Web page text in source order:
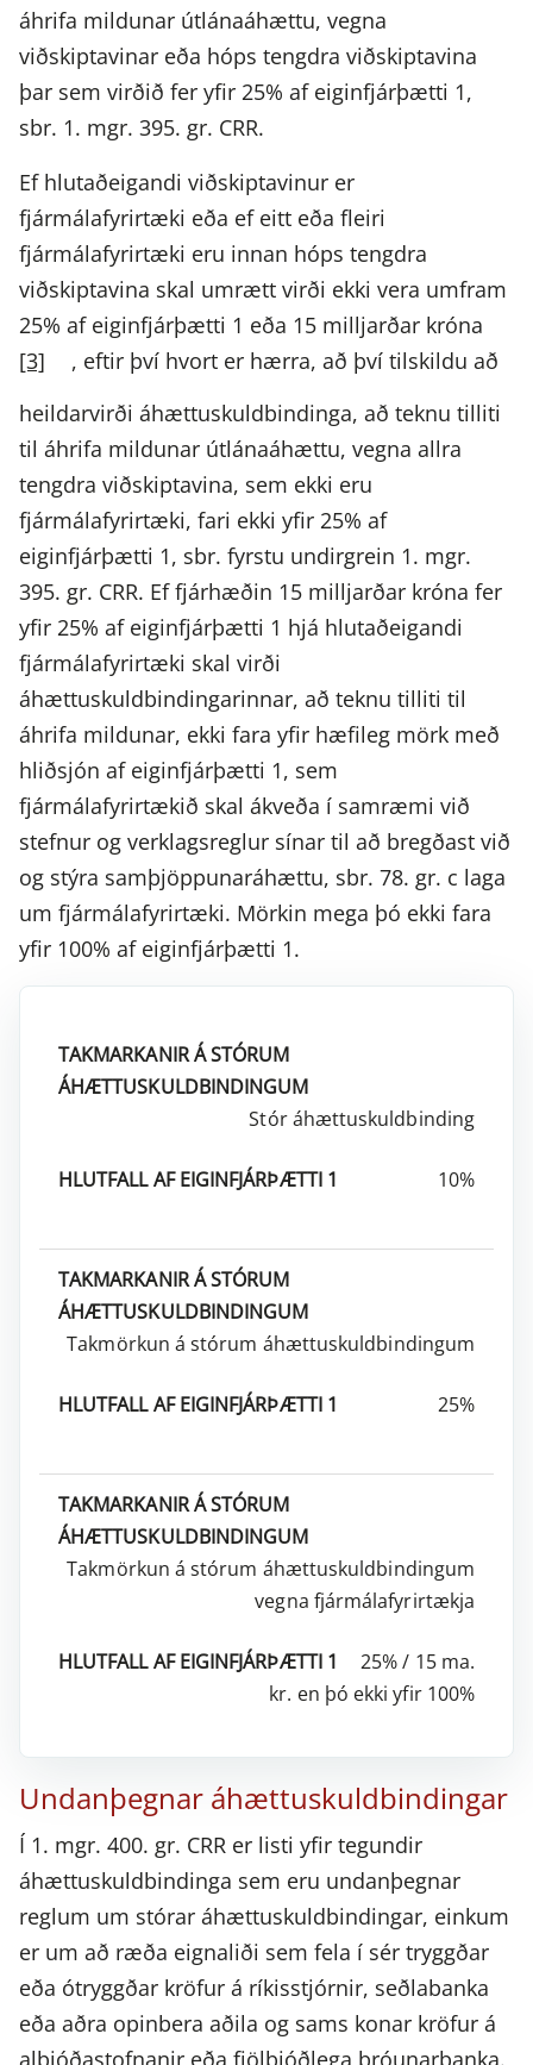
áhrifa mildunar útlánaáhættu, vegna
viðskiptavinar eða hóps tengdra viðskiptavina
þar sem virðið fer yfir 25% af eiginfjárþætti 1,
sbr. 1. mgr. 395. gr. CRR.
Ef hlutaðeigandi viðskiptavinur er
fjármálafyrirtæki eða ef eitt eða fleiri
fjármálafyrirtæki eru innan hóps tengdra
viðskiptavina skal umrætt virði ekki vera umfram
25% af eiginfjárþætti 1 eða 15 milljarðar króna
[3]
, eftir því hvort er hærra, að því tilskildu að
heildarvirði áhættuskuldbindinga, að teknu tilliti
til áhrifa mildunar útlánaáhættu, vegna allra
tengdra viðskiptavina, sem ekki eru
fjármálafyrirtæki, fari ekki yfir 25% af
eiginfjárþætti 1, sbr. fyrstu undirgrein 1. mgr.
395. gr. CRR. Ef fjárhæðin 15 milljarðar króna fer
yfir 25% af eiginfjárþætti 1 hjá hlutaðeigandi
fjármálafyrirtæki skal virði
áhættuskuldbindingarinnar, að teknu tilliti til
áhrifa mildunar, ekki fara yfir hæfileg mörk með
hliðsjón af eiginfjárþætti 1, sem
fjármálafyrirtækið skal ákveða í samræmi við
stefnur og verklagsreglur sínar til að bregðast við
og stýra samþjöppunaráhættu, sbr. 78. gr. c laga
um fjármálafyrirtæki. Mörkin mega þó ekki fara
yfir 100% af eiginfjárþætti 1.
TAKMARKANIR Á STÓRUM
ÁHÆTTUSKULDBINDINGUM
EIGINFJÁRÞÆTTI
Stór áhættuskuldbinding
10%
Takmörkun á stórum áhættuskuldbindingum
25%
Takmörkun á stórum áhættuskuldbindingum
vegna fjármálafyrirtækja
25% / 15 ma.
kr. en þó ekki yfir 100%
Undanþegnar áhættuskuldbindingar
Í 1. mgr. 400. gr. CRR er listi yfir tegundir
áhættuskuldbindinga sem eru undanþegnar
reglum um stórar áhættuskuldbindingar, einkum
er um að ræða eignaliði sem fela í sér tryggðar
eða ótryggðar kröfur á ríkisstjórnir, seðlabanka
eða aðra opinbera aðila og sams konar kröfur á